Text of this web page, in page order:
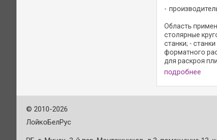
Область
столярные
станки; -
форматного
для раскроя
управляемым
агрегатом; -
облицованных
древесно-
подробнее
© 2010-2026
ЛойкоБелРус